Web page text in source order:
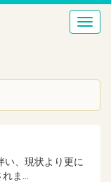
い、現状より更に
ま...